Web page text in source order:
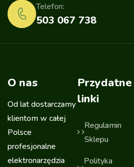
503 067 738
Telefon:
O nas
Od lat dostarczamy
klientom w całej
Polsce
profesjonalne
elektronarzędzia
Przydatne
linki
Regulamin
Sklepu
Polityka